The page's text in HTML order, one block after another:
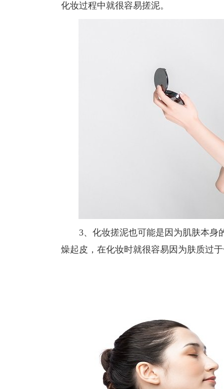
化妆过程中就很容易搓泥。
3、化妆搓泥也可能是因为肌肤本身
燥起皮，在化妆时就很容易因为肤质过